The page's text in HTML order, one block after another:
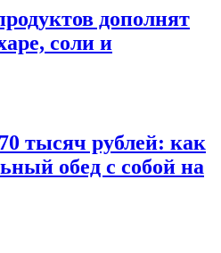
дополнят
соли и
тысяч рублей: как
обед с собой на